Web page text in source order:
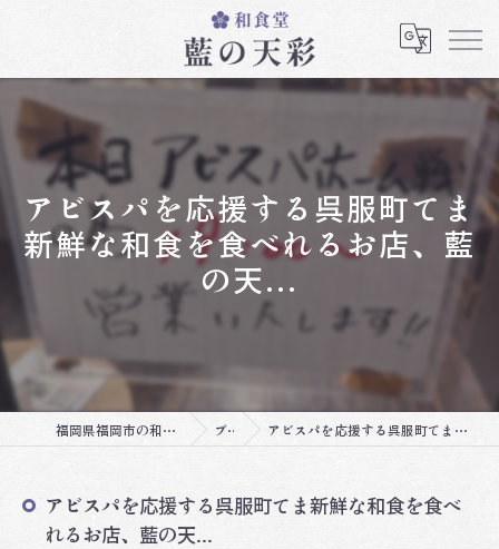
アビスパを応援する呉服町てま
新鮮な和食を食べれるお店、藍
の天...
福岡県福岡市の和食なら和食堂 藍の天彩 ブログ アビスパを応援する呉服町てま新鮮な和食を食べれるお店、藍の天...
アビスパを応援する呉服町てま新鮮な和食を食べ
れるお店、藍の天...